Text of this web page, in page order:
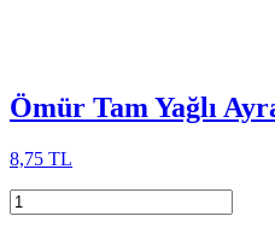
Ömür Tam Yağlı
8,75 TL